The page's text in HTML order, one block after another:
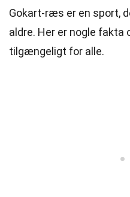
Gokart-ræs er en sport,
aldre. Her er nogle
tilgængeligt for alle.